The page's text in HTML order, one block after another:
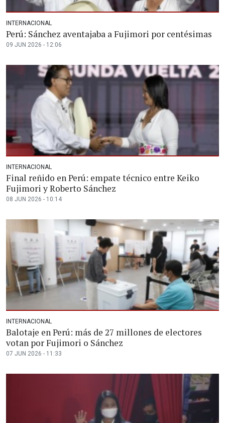
INTERNACIONAL
Perú: Sánchez aventajaba a Fujimori por centésimas
09 JUN 2026 - 12:06
INTERNACIONAL
Final reñido en Perú: empate técnico entre Keiko
Fujimori y Roberto Sánchez
08 JUN 2026 - 10:14
INTERNACIONAL
Balotaje en Perú: más de 27 millones de electores
votan por Fujimori o Sánchez
07 JUN 2026 - 11:33